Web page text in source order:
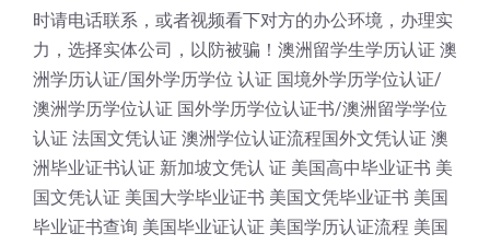
时请电话联系，或者视频看下对方的办公环境，办理实
力，选择实体公司，以防被骗！澳洲留学生学历认证 澳
洲学历认证/国外学历学位 认证 国境外学历学位认证/
澳洲学历学位认证 国外学历学位认证书/澳洲留学学位
认证 法国文凭认证 澳洲学位认证流程国外文凭认证 澳
洲毕业证书认证 新加坡文凭认 证 美国高中毕业证书 美
国文凭认证 美国大学毕业证书 美国文凭毕业证书 美国
毕业证书查询 美国毕业证认证 美国学历认证流程 美国